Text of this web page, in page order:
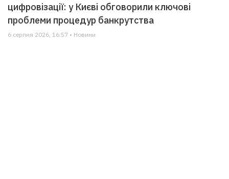
цифровізації: у Києві обговорили ключові
проблеми процедур банкрутства
6 серпня 2026, 16:57 • Новини